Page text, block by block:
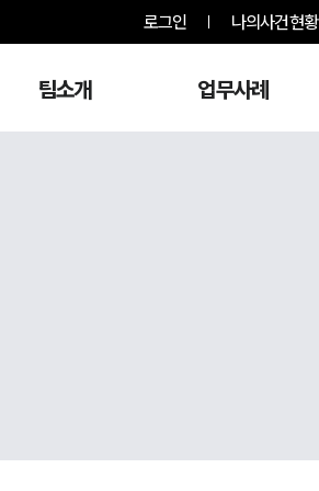
로그인 나의사건현황
팀소개 업무사례